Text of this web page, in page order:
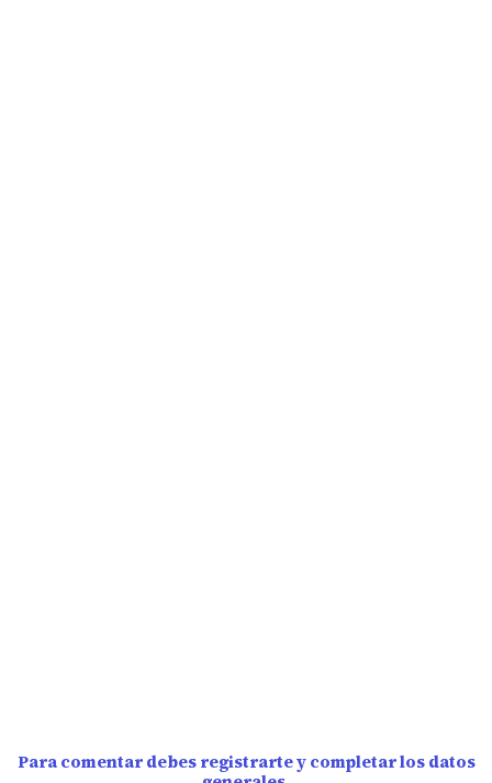
Para comentar debes registrarte y completar los datos